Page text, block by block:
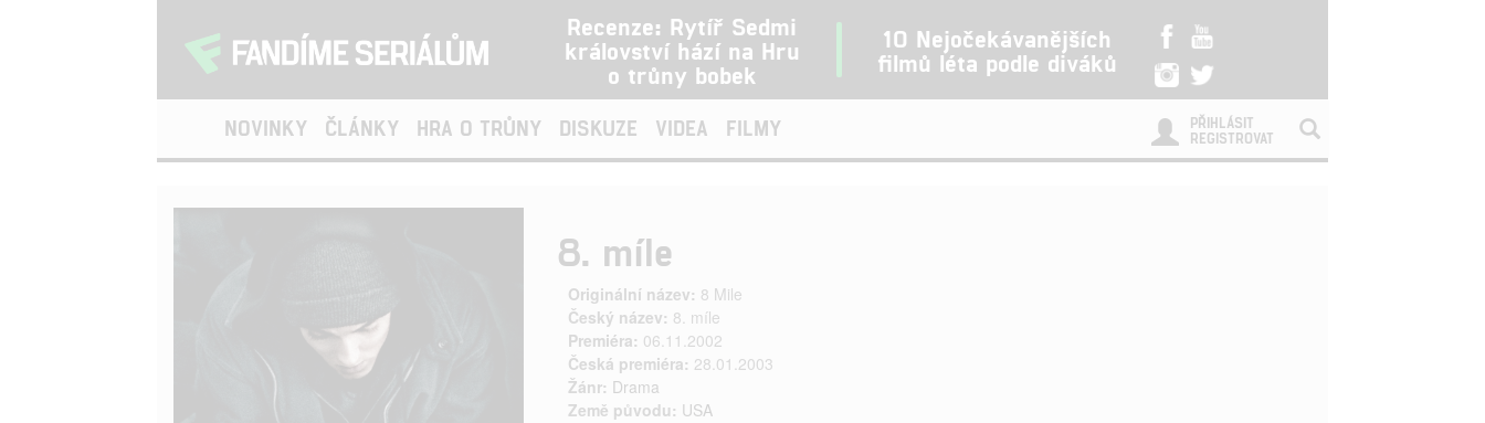
Recenze: Rytíř Sedmi
království hází na Hru
o trůny bobek
10 Nejočekávanějších
filmů léta podle diváků
NOVINKY ČLÁNKY HRA O TRŮNY DISKUZE VIDEA FILMY
PŘIHLÁSIT
REGISTROVAT
8. míle
Originální název: 8 Mile
Český název: 8. míle
Premiéra: 06.11.2002
Česká premiéra: 28.01.2003
Žánr: Drama
Země původu: USA